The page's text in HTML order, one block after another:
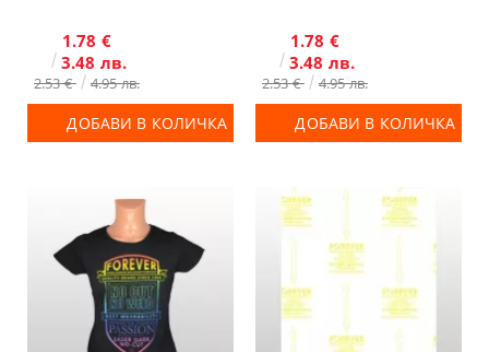
1.78 €
3.48 лв.
2.53 € 4.95 лв.
ДОБАВИ В КОЛИЧКА
1.78 €
3.48 лв.
2.53 € 4.95 лв.
ДОБАВИ В КОЛИЧКА